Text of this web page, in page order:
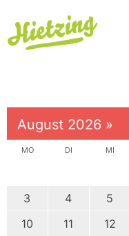
August 2026 »
MO DI MI
3
4 5
10
11 12